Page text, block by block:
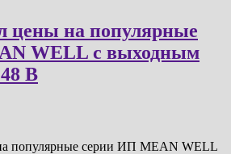
цены на популярные
WELL с выходным
В
популярные серии ИП MEAN WELL